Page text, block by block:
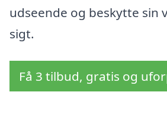
udseende og beskytte sin
sigt.
Få 3 tilbud, gratis og